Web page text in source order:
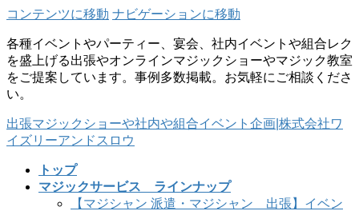
コンテンツに移動 ナビゲーションに移動
各種イベントやパーティー、宴会、社内イベントや組合レク
を盛上げる出張やオンラインマジックショーやマジック教室
をご提案しています。事例多数掲載。お気軽にご相談くださ
い。
出張マジックショーや社内や組合イベント企画|株式会社ワ
イズリーアンドスロウ
トップ
マジックサービス ラインナップ
【マジシャン 派遣・マジシャン 出張】イベン